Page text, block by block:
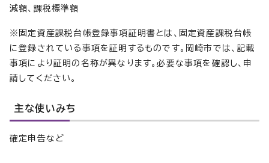
減額、課税標準額
※固定資産課税台帳登録事項証明書とは、固定資産課税台帳
に登録されている事項を証明するものです。岡崎市では、記載
事項により証明の名称が異なります。必要な事項を確認し、申
請してください。
主な使いみち
確定申告など